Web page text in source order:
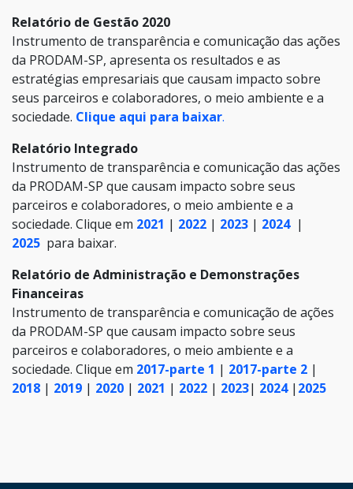
Relatório de Gestão 2020
Instrumento de transparência e comunicação das ações
da PRODAM-SP, apresenta os resultados e as
estratégias empresariais que causam impacto sobre
seus parceiros e colaboradores, o meio ambiente e a
sociedade. Clique aqui para baixar.
Relatório Integrado
Instrumento de transparência e comunicação das ações
da PRODAM-SP que causam impacto sobre seus
parceiros e colaboradores, o meio ambiente e a
sociedade. Clique em 2021 | 2022 | 2023 | 2024|
2025 para baixar.
Relatório de Administração e Demonstrações
Financeiras
Instrumento de transparência e comunicação de ações
da PRODAM-SP que causam impacto sobre seus
parceiros e colaboradores, o meio ambiente e a
sociedade. Clique em 2017-parte 1 | 2017-parte 2 |
2018 | 2019 | 2020 | 2021 | 2022 | 2023| 2024 | 2025